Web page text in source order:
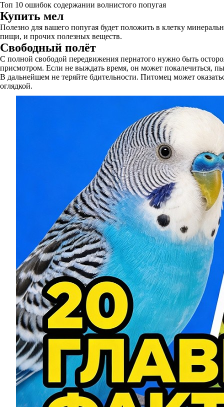
Топ 10 ошибок содержании волнистого попугая
Купить мел
Полезно для вашего попугая будет положить в клетку
пищи, и прочих полезных веществ.
Свободный полёт
С полной свободой передвижения пернатого нужно быть
присмотром. Если не выждать время, он может покалечиться,
В дальнейшем не теряйте бдительности. Питомец может
оглядкой.